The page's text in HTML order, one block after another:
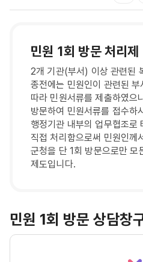
민원 1회 방문 처리제
2개 기관(부서) 이상 관련된
종전에는 민원인이 관련된 부
따라 민원서류를 제출하였으
방문하여 민원서류를 접수하
행정기관 내부의 업무협조로
직접 처리함으로써 민원인께
군청을 단 1회 방문으로만 모
제도입니다.
민원 1회 방문 상담창